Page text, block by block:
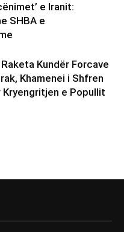
e Iranit:
SHBA e
Kundër Forcave
Khamenei i Shfren
e Popullit